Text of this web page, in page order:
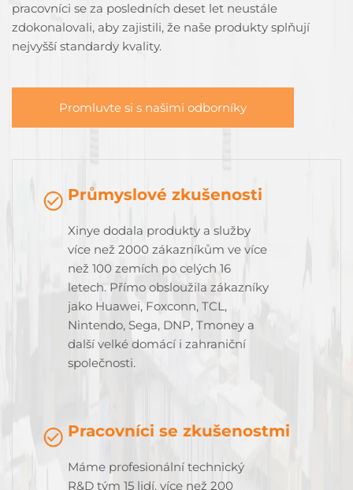
pracovníci se za posledních deset let neustále
zdokonalovali, aby zajistili, že naše produkty splňují
nejvyšší standardy kvality.
Promluvte si s našimi odborníky
Průmyslové zkušenosti
Xinye dodala produkty a služby
více než 2000 zákazníkům ve více
než 100 zemích po celých 16
letech. Přímo obsloužila zákazníky
jako Huawei, Foxconn, TCL,
Nintendo, Sega, DNP, Tmoney a
další velké domácí i zahraniční
společnosti.
Pracovníci se zkušenostmi
Máme profesionální technický
R&D tým 15 lidí, více než 200